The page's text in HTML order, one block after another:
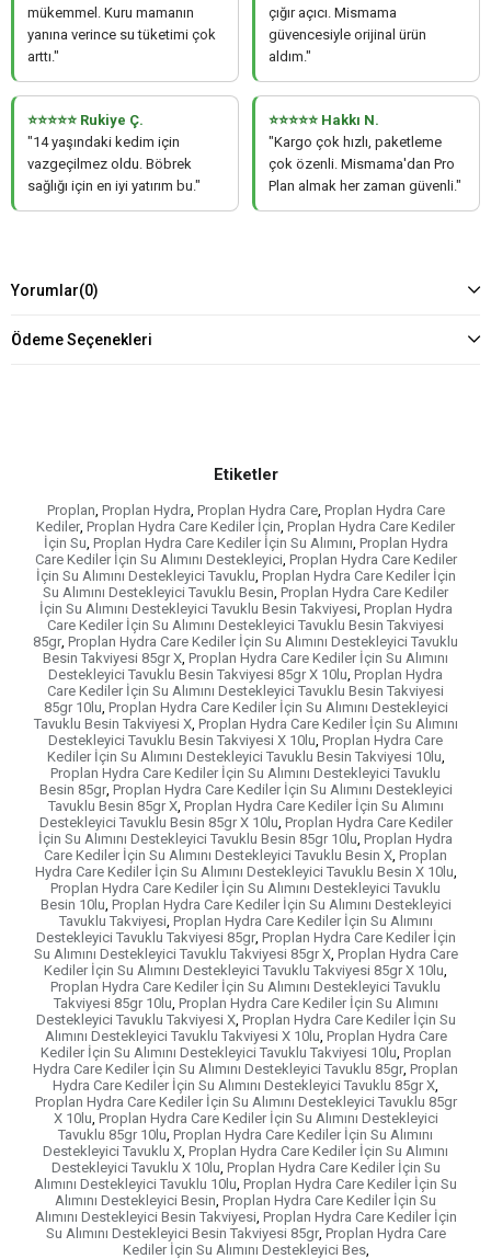
mükemmel. Kuru mamanın
yanına verince su tüketimi çok
arttı."
çığır açıcı. Mismama
güvencesiyle orijinal ürün
aldım."
⭐⭐⭐⭐⭐ Rukiye Ç.
"14 yaşındaki kedim için
vazgeçilmez oldu. Böbrek
sağlığı için en iyi yatırım bu."
⭐⭐⭐⭐⭐ Hakkı N.
"Kargo çok hızlı, paketleme
çok özenli. Mismama'dan Pro
Plan almak her zaman güvenli."
Yorumlar(0)
Ödeme Seçenekleri
Etiketler
Proplan Proplan Hydra Proplan Hydra Care, Proplan Hydra Care
Kediler Proplan Hydra Care Kediler İçin Proplan Hydra Care Kediler
İçin Su Proplan Hydra Care Kediler İçin Su Alımını Proplan Hydra
Care Kediler İçin Su Alımını Destekleyici Proplan Hydra Care Kediler
İçin Su Alımını Destekleyici Tavuklu Proplan Hydra Care Kediler İçin
Su Alımını Destekleyici Tavuklu Besin Proplan Hydra Care Kediler
İçin Su Alımını Destekleyici Tavuklu Besin Takviyesi Proplan Hydra
Care Kediler İçin Su Alımını Destekleyici Tavuklu Besin Takviyesi
85gr Proplan Hydra Care Kediler İçin Su Alımını Destekleyici Tavuklu
Besin Takviyesi 85gr X Proplan Hydra Care Kediler İçin Su Alımını
Destekleyici Tavuklu Besin Takviyesi 85gr X 10lu Proplan Hydra
Care Kediler İçin Su Alımını Destekleyici Tavuklu Besin Takviyesi
85gr 10lu Proplan Hydra Care Kediler İçin Su Alımını Destekleyici
Tavuklu Besin Takviyesi X, Proplan Hydra Care Kediler İçin Su Alımını
Destekleyici Tavuklu Besin Takviyesi X 10lu Proplan Hydra Care
Kediler İçin Su Alımını Destekleyici Tavuklu Besin Takviyesi 10lu
Proplan Hydra Care Kediler İçin Su Alımını Destekleyici Tavuklu
Besin 85gr, Proplan Hydra Care Kediler İçin Su Alımını Destekleyici
Tavuklu Besin 85gr X, Proplan Hydra Care Kediler İçin Su Alımını
Destekleyici Tavuklu Besin 85gr X 10lu Proplan Hydra Care Kediler
İçin Su Alımını Destekleyici Tavuklu Besin 85gr 10lu Proplan Hydra
Care Kediler İçin Su Alımını Destekleyici Tavuklu Besin X Proplan
Hydra Care Kediler İçin Su Alımını Destekleyici Tavuklu Besin X 10lu
Proplan Hydra Care Kediler İçin Su Alımını Destekleyici Tavuklu
Besin 10lu Proplan Hydra Care Kediler İçin Su Alımını Destekleyici
Tavuklu Takviyesi Proplan Hydra Care Kediler İçin Su Alımını
Destekleyici Tavuklu Takviyesi 85gr, Proplan Hydra Care Kediler İçin
Su Alımını Destekleyici Tavuklu Takviyesi 85gr X, Proplan Hydra Care
Kediler İçin Su Alımını Destekleyici Tavuklu Takviyesi 85gr X 10lu
Proplan Hydra Care Kediler İçin Su Alımını Destekleyici Tavuklu
Takviyesi 85gr 10lu Proplan Hydra Care Kediler İçin Su Alımını
Destekleyici Tavuklu Takviyesi X, Proplan Hydra Care Kediler İçin Su
Alımını Destekleyici Tavuklu Takviyesi X 10lu Proplan Hydra Care
Kediler İçin Su Alımını Destekleyici Tavuklu Takviyesi 10lu Proplan
Hydra Care Kediler İçin Su Alımını Destekleyici Tavuklu 85gr Proplan
Hydra Care Kediler İçin Su Alımını Destekleyici Tavuklu 85gr X
Proplan Hydra Care Kediler İçin Su Alımını Destekleyici Tavuklu 85gr
X 10lu Proplan Hydra Care Kediler İçin Su Alımını Destekleyici
Tavuklu 85gr 10lu Proplan Hydra Care Kediler İçin Su Alımını
Destekleyici Tavuklu X Proplan Hydra Care Kediler İçin Su Alımını
Destekleyici Tavuklu X 10lu Proplan Hydra Care Kediler İçin Su
Alımını Destekleyici Tavuklu 10lu Proplan Hydra Care Kediler İçin Su
Alımını Destekleyici Besin Proplan Hydra Care Kediler İçin Su
Alımını Destekleyici Besin Takviyesi Proplan Hydra Care Kediler İçin
Su Alımını Destekleyici Besin Takviyesi 85gr, Proplan Hydra Care
Kediler İçin Su Alımını Destekleyici Bes,